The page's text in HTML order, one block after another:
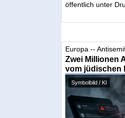
öffentlich unter
Europa --
Zwei Millionen
vom jüdischen
Symbolbild / KI